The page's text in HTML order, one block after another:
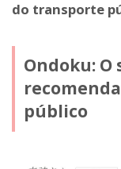
do transporte
Ondoku:
público